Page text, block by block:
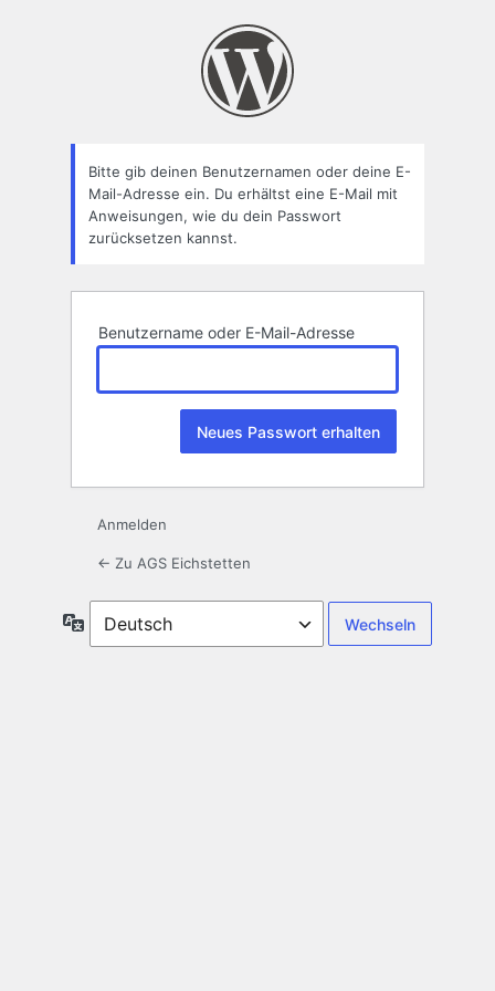
Bitte gib deinen Benutzernamen oder deine E-
Mail-Adresse ein. Du erhältst eine E-Mail mit
Anweisungen, wie du dein Passwort
zurücksetzen kannst.
Benutzername oder E-Mail-Adresse
Anmelden
← Zu AGS Eichstetten
Sprache